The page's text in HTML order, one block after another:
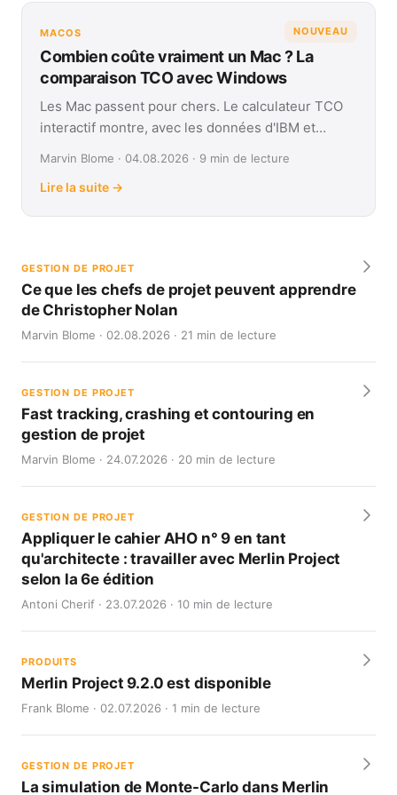
NOUVEAU
MACOS
Combien coûte vraiment un Mac ? La
comparaison TCO avec Windows
Les Mac passent pour chers. Le calculateur TCO
interactif montre, avec les données d'IBM et
Marvin Blome · 04.08.2026 · 9 min de lecture
Lire la suite →
GESTION DE PROJET
Ce que les chefs de projet peuvent apprendre
de Christopher Nolan
Marvin Blome · 02.08.2026 · 21 min de lecture
GESTION DE PROJET
Fast tracking, crashing et contouring en
gestion de projet
Marvin Blome · 24.07.2026 · 20 min de lecture
GESTION DE PROJET
Appliquer le cahier AHO n° 9 en tant
qu'architecte : travailler avec Merlin Project
selon la 6e édition
Antoni Cherif · 23.07.2026 · 10 min de lecture
PRODUITS
Merlin Project 9.2.0 est disponible
Frank Blome · 02.07.2026 · 1 min de lecture
GESTION DE PROJET
La simulation de Monte-Carlo dans Merlin